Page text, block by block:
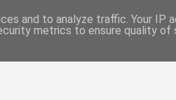
and to analyze traffic. Your IP
metrics to ensure quality of